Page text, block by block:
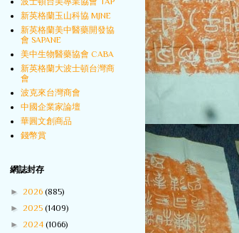
新英格蘭玉山科協 MJNE
新英格蘭美中醫藥開發協
會 SAPANE
美中生物醫藥協會 CABA
新英格蘭大波士頓台灣商
會
波克來台灣商會
中國企業家論壇
華圓文創商品
錢幣賞
網誌封存
► 2026 (885)
► 2025 (1409)
► 2024 (1066)